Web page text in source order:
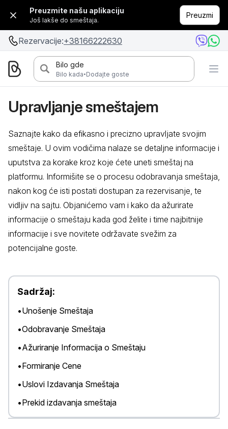
Preuzmite našu aplikaciju
Još lakše do smeštaja.
Preuzmi
Rezervacije:+38166222630
Bilo gde
Bilo kada·Dodajte goste
Upravljanje smeštajem
Saznajte kako da efikasno i precizno upravljate svojim
smeštaje. U ovim vodičima nalaze se detaljne informacije i
uputstva za korake kroz koje ćete uneti smeštaj na
platformu. Informišite se o procesu odobravanja smeštaja,
nakon kog će isti postati dostupan za rezervisanje, te
vidljiv na sajtu. Objanićemo vam i kako da ažurirate
informacije o smeštaju kada god želite i time najbitnije
informacije i sve novitete održavate svežim za
potencijalne goste.
Sadržaj:
•Unošenje Smeštaja
•Odobravanje Smeštaja
•Ažuriranje Informacija o Smeštaju
•Formiranje Cene
•Uslovi Izdavanja Smeštaja
•Prekid izdavanja smeštaja